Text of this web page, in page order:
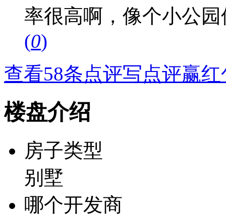
率很高啊，像个小公
(0)
查看58条点评写点评赢
楼盘介绍
房子类型
别墅
哪个开发商